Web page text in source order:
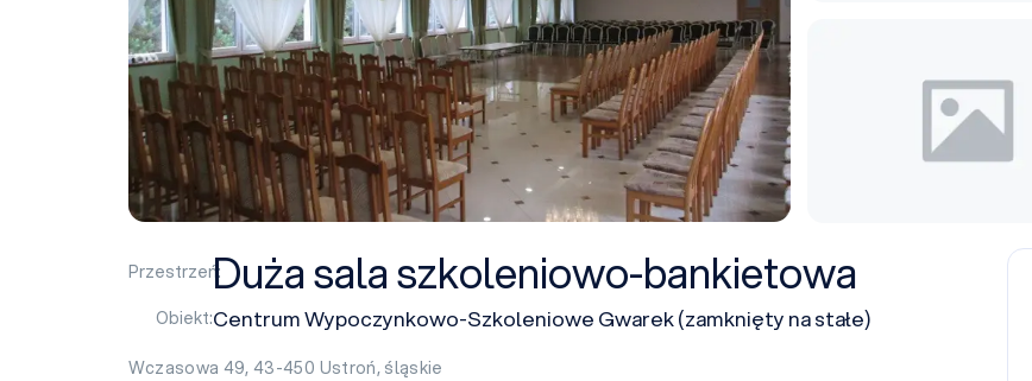
Przestrzeń:Duża sala szkoleniowo-bankietowa
Obiekt:Centrum Wypoczynkowo-Szkoleniowe Gwarek (zamknięty na stałe)
Wczasowa 49, 43-450 Ustroń, śląskie